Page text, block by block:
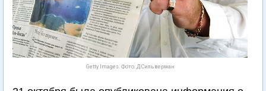
Getty Images. Фото: Д.Сильверман